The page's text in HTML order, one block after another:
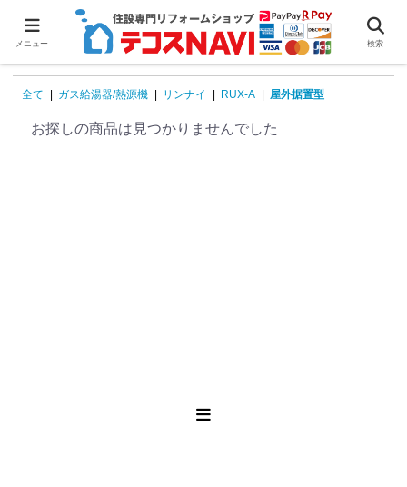
全て ガス給湯器/熱源機 リンナイ RUX-A 屋外据置型
お探しの商品は見つかりませんでした
メニュー 検索